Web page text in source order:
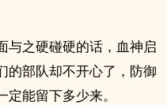
与之硬碰硬的话，血神启
的部队却不开心了，防御
能留下多少来。